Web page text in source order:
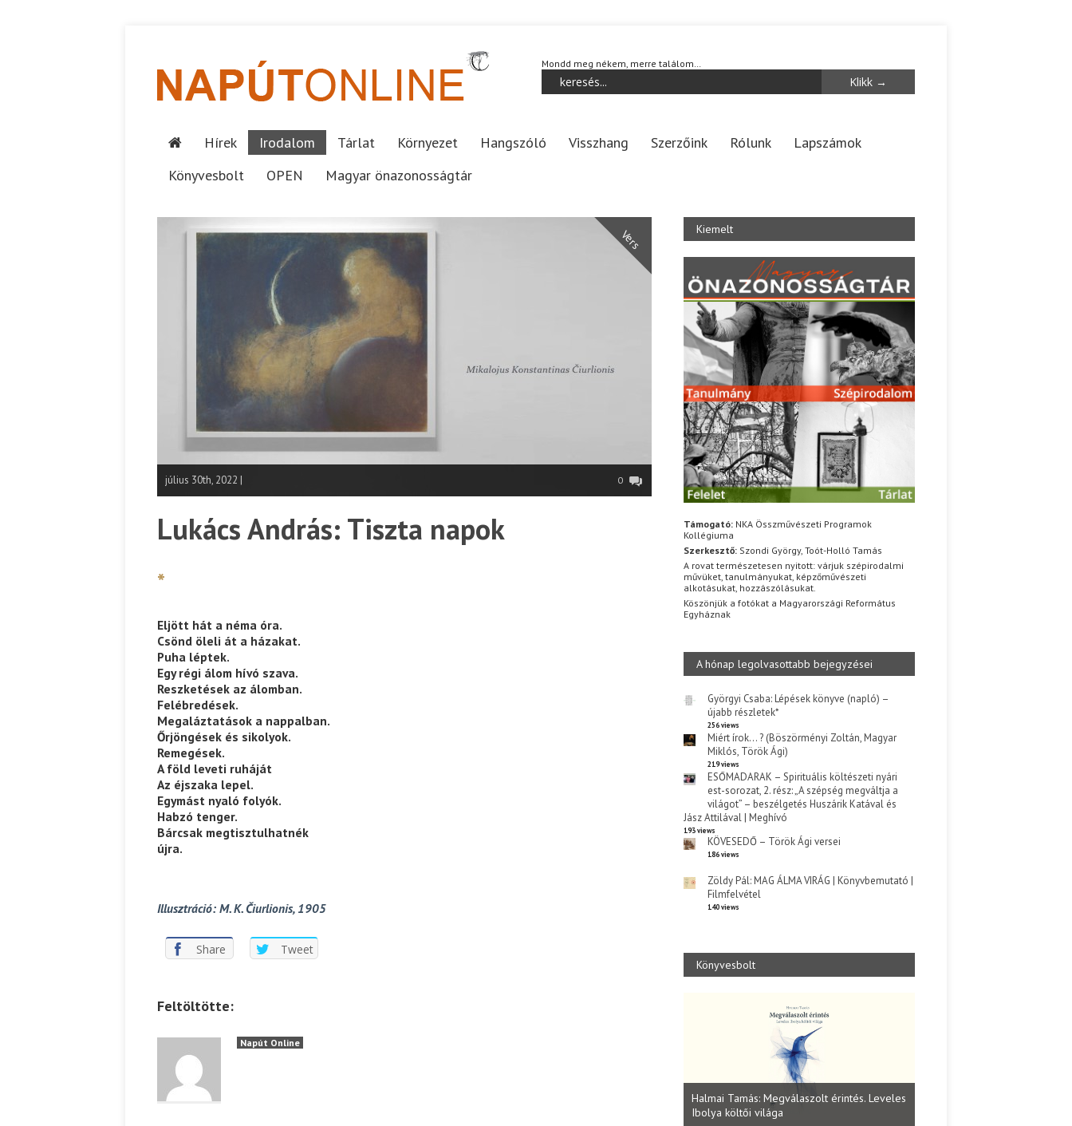
Mondd meg nékem, merre találom…
Hírek Irodalom Tárlat Környezet Hangszóló Visszhang Szerzőink Rólunk
Lapszámok
Könyvesbolt
OPEN Magyar önazonosságtár
Vers
július 30th, 2022 | 0
Lukács András: Tiszta napok
*
Eljött hát a néma óra.
Csönd öleli át a házakat.
Puha léptek.
Egy régi álom hívó szava.
Reszketések az álomban.
Felébredések.
Megaláztatások a nappalban.
Őrjöngések és sikolyok.
Remegések.
A föld leveti ruháját
Az éjszaka lepel.
Egymást nyaló folyók.
Habzó tenger.
Bárcsak megtisztulhatnék
újra.
Illusztráció: M. K. Čiurlionis, 1905
Share Tweet
Feltöltötte:
Napút Online
Kiemelt
Támogató: NKA Összművészeti Programok
Kollégiuma
Szerkesztő: Szondi György, Toót-Holló Tamás
A rovat természetesen nyitott: várjuk szépirodalmi
művüket, tanulmányukat, képzőművészeti
alkotásukat, hozzászólásukat.
Köszönjük a fotókat a Magyarországi Református
Egyháznak
A hónap legolvasottabb bejegyzései
Györgyi Csaba: Lépések könyve (napló) –
újabb részletek*
256 views
Miért írok… ? (Böszörményi Zoltán, Magyar
Miklós, Török Ági)
219 views
ESŐMADARAK – Spirituális költészeti nyári
est-sorozat, 2. rész: „A szépség megváltja a
világot” – beszélgetés Huszárik Katával és
Jász Attilával | Meghívó
193 views
KÖVESEDŐ – Török Ági versei
186 views
Zöldy Pál: MAG ÁLMA VIRÁG | Könyvbemutató |
Filmfelvétel
140 views
Könyvesbolt
Halmai Tamás: Megválaszolt érintés. Leveles
Ibolya költői világa